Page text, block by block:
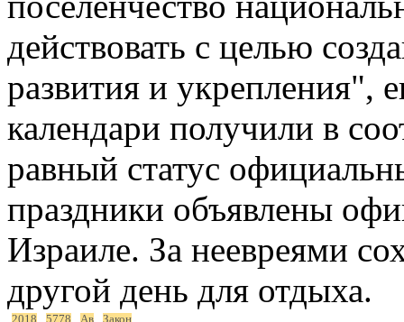
действовать с целью
развития и укрепления",
календари получили в
равный статус
праздники объявлены
Израиле. За неевреями
другой день для отдыха.
2018 5778 Ав Закон